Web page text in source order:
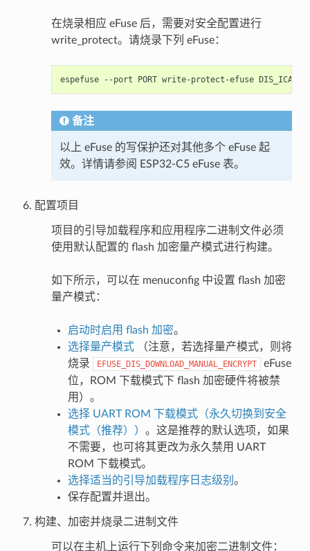
在烧录相应 eFuse 后，需要对安全配置进行
write_protect。请烧录下列 eFuse：
espefuse --port PORT write-protect-efuse
备注
以上 eFuse 的写保护还对其他多个 eFuse 起
效。详情请参阅 ESP32-C5 eFuse 表。
配置项目
项目的引导加载程序和应用程序二进制文件必须
使用默认配置的 flash 加密量产模式进行构建。
如下所示，可以在 menuconfig 中设置 flash 加密
量产模式：
启动时启用 flash 加密。
选择量产模式（注意，若选择量产模式，则将
烧录
EFUSE_DIS_DOWNLOAD_MANUAL_ENCRYPT
eFuse
位，ROM 下载模式下 flash 加密硬件将被禁
用）。
选择 UART ROM 下载模式（永久切换到安全
模式（推荐）） 。这是推荐的默认选项，如果
不需要，也可将其更改为永久禁用 UART
ROM 下载模式。
选择适当的引导加载程序日志级别 。
保存配置并退出。
构建、加密并烧录二进制文件
可以在主机上运行下列命令来加密二进制文件：